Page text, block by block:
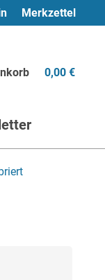
Merkzettel
0,00 €